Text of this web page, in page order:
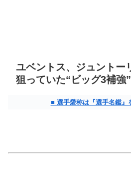
ユベントス、ジュント
狙っていた“ビッグ3補強
■ 選手愛称は『選手名鑑』